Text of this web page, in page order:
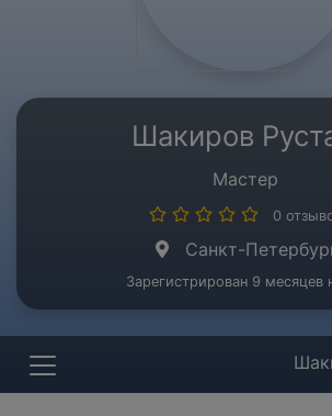
Шакиров
Мастер
0
Санкт-
Зарегистрирован 9 месяцев